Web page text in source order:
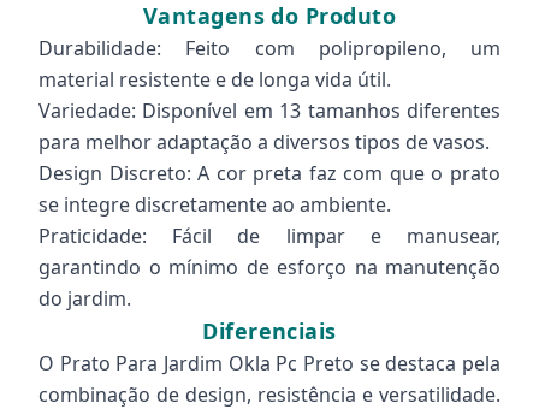
Vantagens do Produto
Durabilidade: Feito com polipropileno, um
material resistente e de longa vida útil.
Variedade: Disponível em 13 tamanhos diferentes
para melhor adaptação a diversos tipos de vasos.
Design Discreto: A cor preta faz com que o prato
se integre discretamente ao ambiente.
Praticidade: Fácil de limpar e manusear,
garantindo o mínimo de esforço na manutenção
do jardim.
Diferenciais
O Prato Para Jardim Okla Pc Preto se destaca pela
combinação de design, resistência e versatilidade.